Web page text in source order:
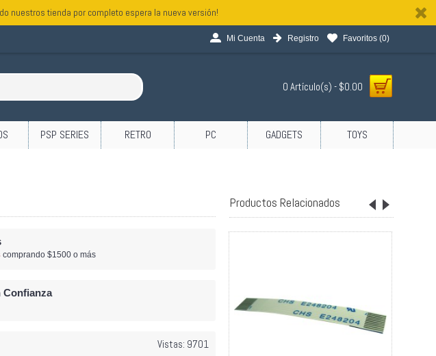
nuestros tienda por completo espera la nueva versión!
Mi Cuenta Registro Favoritos (0)
0 Artículo(s) - $0.00
PSP SERIES RETRO PC GADGETS TOYS
Productos Relacionados
comprando $1500 o más
Confianza
Vistas: 9701